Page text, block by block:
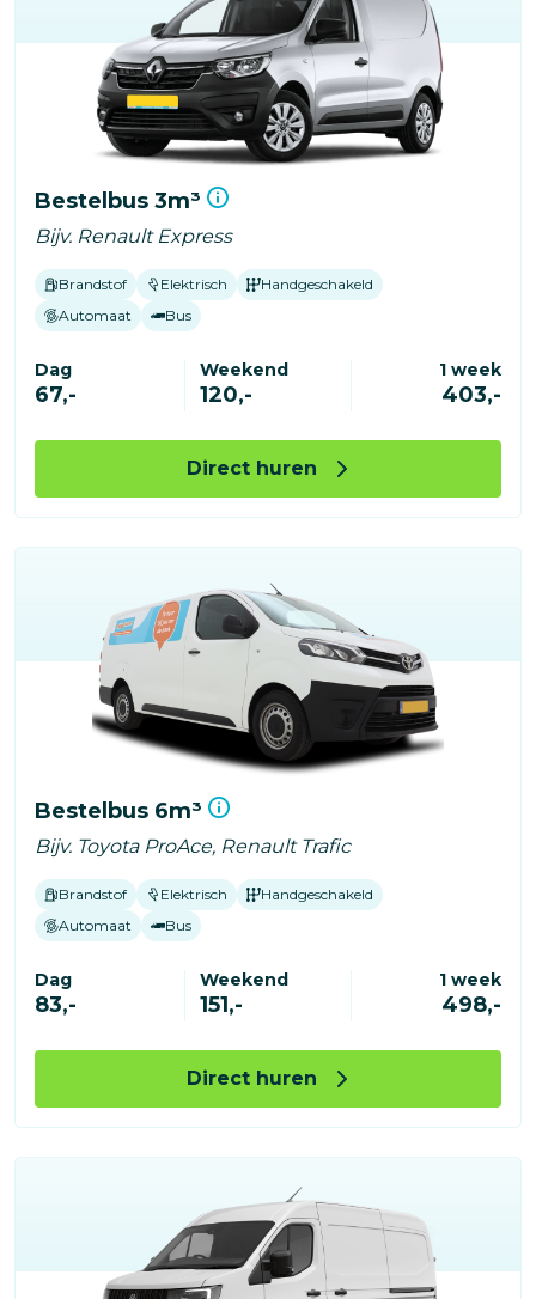
Bestelbus 3m³
Bijv. Renault Express
Brandstof Elektrisch
Handgeschakeld
Automaat
Bus
Dag
67,-
Weekend
120,-
1 week
403,-
Direct huren
Bestelbus 6m³
Bijv. Toyota ProAce, Renault Trafic
Brandstof Elektrisch
Handgeschakeld
Automaat
Bus
Dag
83,-
Weekend
151,-
1 week
498,-
Direct huren